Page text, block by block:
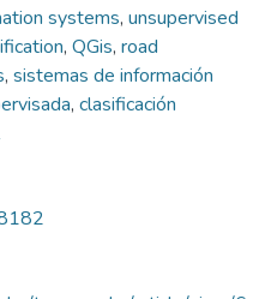
systems, unsupervised
, QGis, road
, sistemas de información
, clasificación